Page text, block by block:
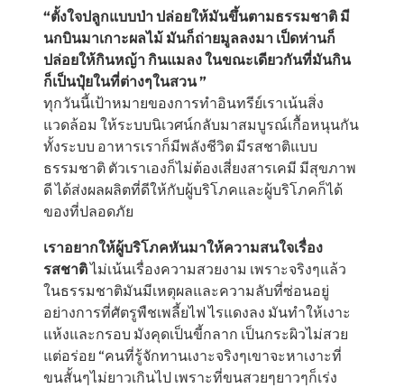
“ตั้งใจปลูกแบบป่า ปล่อยให้มันขึ้นตามธรรมชาติ มี
นกบินมาเกาะผลไม้ มันก็ถ่ายมูลลงมา เป็ดห่านก็
ปล่อยให้กินหญ้า กินแมลง ในขณะเดียวกันที่มันกิน
ก็เป็นปุ๋ยในที่ต่างๆในสวน ”
ทุกวันนี้เป้าหมายของการทำอินทรีย์เราเน้นสิ่ง
แวดล้อม ให้ระบบนิเวศน์กลับมาสมบูรณ์เกื้อหนุนกัน
ทั้งระบบ อาหารเราก็มีพลังชีวิต มีรสชาติแบบ
ธรรมชาติ ตัวเราเองก็ไม่ต้องเสี่ยงสารเคมี มีสุขภาพ
ดี ได้ส่งผลผลิตที่ดีให้กับผู้บริโภคและผู้บริโภคก็ได้
ของที่ปลอดภัย
เราอยากให้ผู้บริโภคหันมาให้ความสนใจเรื่อง
รสชาติไม่เน้นเรื่องความสวยงาม เพราะจริงๆแล้ว
ในธรรมชาติมันมีเหตุผลและความลับที่ซ่อนอยู่
อย่างการที่ศัตรูพืชเพลี้ยไฟ ไรแดงลง มันทำให้เงาะ
แห้งและกรอบ มังคุดเป็นขี้กลาก เป็นกระผิวไม่สวย
แต่อร่อย “คนที่รู้จักทานเงาะจริงๆเขาจะหาเงาะที่
ขนสั้นๆไม่ยาวเกินไป เพราะที่ขนสวยๆยาวๆก็เร่ง